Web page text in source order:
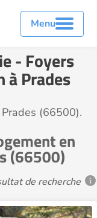
Menu
- Foyers
à Prades
(66500).
en
(66500)
de recherche